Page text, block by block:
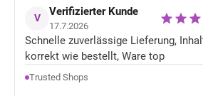
V Verifizierter Kunde
17.7.2026
Schnelle zuverlässige Lieferung,
korrekt wie bestellt, Ware top
Trusted Shops